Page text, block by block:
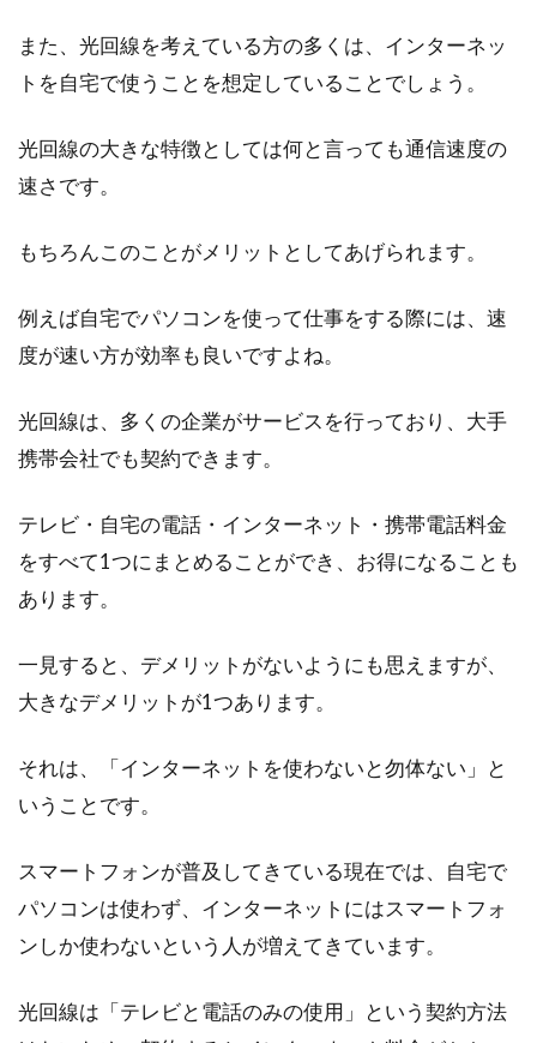
また、光回線を考えている方の多くは、インターネッ
トを自宅で使うことを想定していることでしょう。
光回線の大きな特徴としては何と言っても通信速度の
速さです。
もちろんこのことがメリットとしてあげられます。
例えば自宅でパソコンを使って仕事をする際には、速
度が速い方が効率も良いですよね。
光回線は、多くの企業がサービスを行っており、大手
携帯会社でも契約できます。
テレビ・自宅の電話・インターネット・携帯電話料金
をすべて1つにまとめることができ、お得になることも
あります。
一見すると、デメリットがないようにも思えますが、
大きなデメリットが1つあります。
それは、「インターネットを使わないと勿体ない」と
いうことです。
スマートフォンが普及してきている現在では、自宅で
パソコンは使わず、インターネットにはスマートフォ
ンしか使わないという人が増えてきています。
光回線は「テレビと電話のみの使用」という契約方法